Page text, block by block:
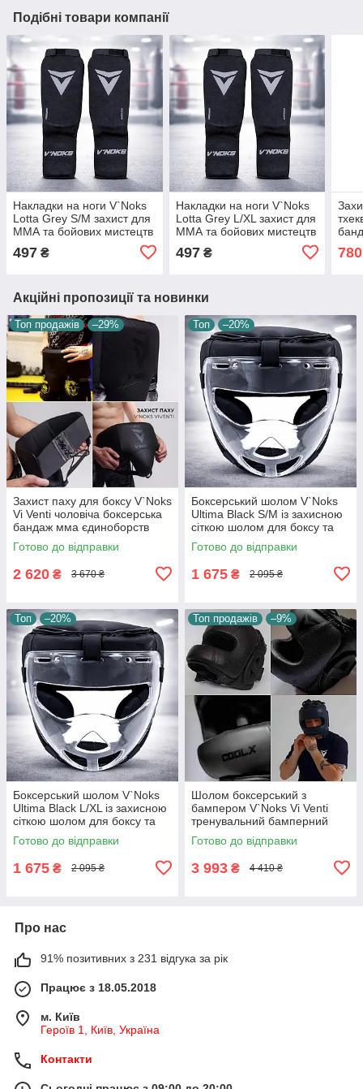
Подібні товари компанії
Накладки на ноги V`Noks
Lotta Grey S/M захист для
ММА та бойових мистецтв
497 ₴
Накладки на ноги V`Noks
Lotta Grey L/XL захист для
ММА та бойових мистецтв
497₴ 780
Акційні пропозиції та новинки
Топ продажів –29%
Захист паху для боксу V`Noks
Vi Venti чоловіча боксерська
бандаж мма єдиноборств
пахова зона паха раковина
Готово до відправки
2 620 ₴ 3 670 ₴
Топ –20%
Боксерський шолом V`Noks
Ultima Black S/M із захисною
сіткою шолом для боксу та
єдиноборств 3L синтетична
шкіра
Готово до відправки
1 675 ₴ 2 095 ₴
Топ –20%
Боксерський шолом V`Noks
Ultima Black L/XL із захисною
сіткою шолом для боксу та
єдиноборств 3L синтетична
шкіра
Готово до відправки
1 675 ₴ 2 095 ₴
Топ продажів –9%
Шолом боксерський з
бампером V`Noks Vi Venti
тренувальний бамперний
шкіряний для боксу та
єдиноборств
Готово до відправки
3 993 ₴ 4 410 ₴
Про нас
91% позитивних з 231 відгука за рік
Працює з 18.05.2018
м. Київ
Героїв 1, Київ, Україна
Контакти